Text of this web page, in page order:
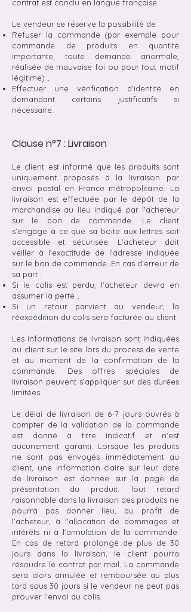
contrat est conclu en langue française.
Le vendeur se réserve la possibilité de :
Refuser la commande (par exemple pour
commande de produits en quantité
importante, toute demande anormale,
réalisée de mauvaise foi ou pour tout motif
légitime) ;
Effectuer une vérification d’identité en
demandant certains justificatifs si
nécessaire.
Clause n°7 : Livraison
Le client est informé que les produits sont
uniquement proposés à la livraison par
envoi postal en France métropolitaine. La
livraison est effectuée par le dépôt de la
marchandise au lieu indiqué par l'acheteur
sur le bon de commande. Le client
s’engage à ce que sa boite aux lettres soit
accessible et sécurisée. L'acheteur doit
veiller à l’exactitude de l’adresse indiquée
sur le bon de commande. En cas d’erreur de
sa part :
Si le colis est perdu, l’acheteur devra en
assumer la perte ;
Si un retour parvient au vendeur, la
réexpédition du colis sera facturée au client.
Les informations de livraison sont indiquées
au client sur le site lors du process de vente
et au moment de la confirmation de la
commande. Des offres spéciales de
livraison peuvent s’appliquer sur des durées
limitées.
Le délai de livraison de 6-7 jours ouvrés à
compter de la validation de la commande
est donné à titre indicatif et n'est
aucunement garanti. Lorsque les produits
ne sont pas envoyés immédiatement au
client, une information claire sur leur date
de livraison est donnée sur la page de
présentation du produit. Tout retard
raisonnable dans la livraison des produits ne
pourra pas donner lieu, au profit de
l'acheteur, à l'allocation de dommages et
intérêts ni à l'annulation de la commande.
En cas de retard prolongé de plus de 30
jours dans la livraison, le client pourra
résoudre le contrat par mail. La commande
sera alors annulée et remboursée au plus
tard sous 30 jours si le vendeur ne peut pas
prouver l’envoi du colis.